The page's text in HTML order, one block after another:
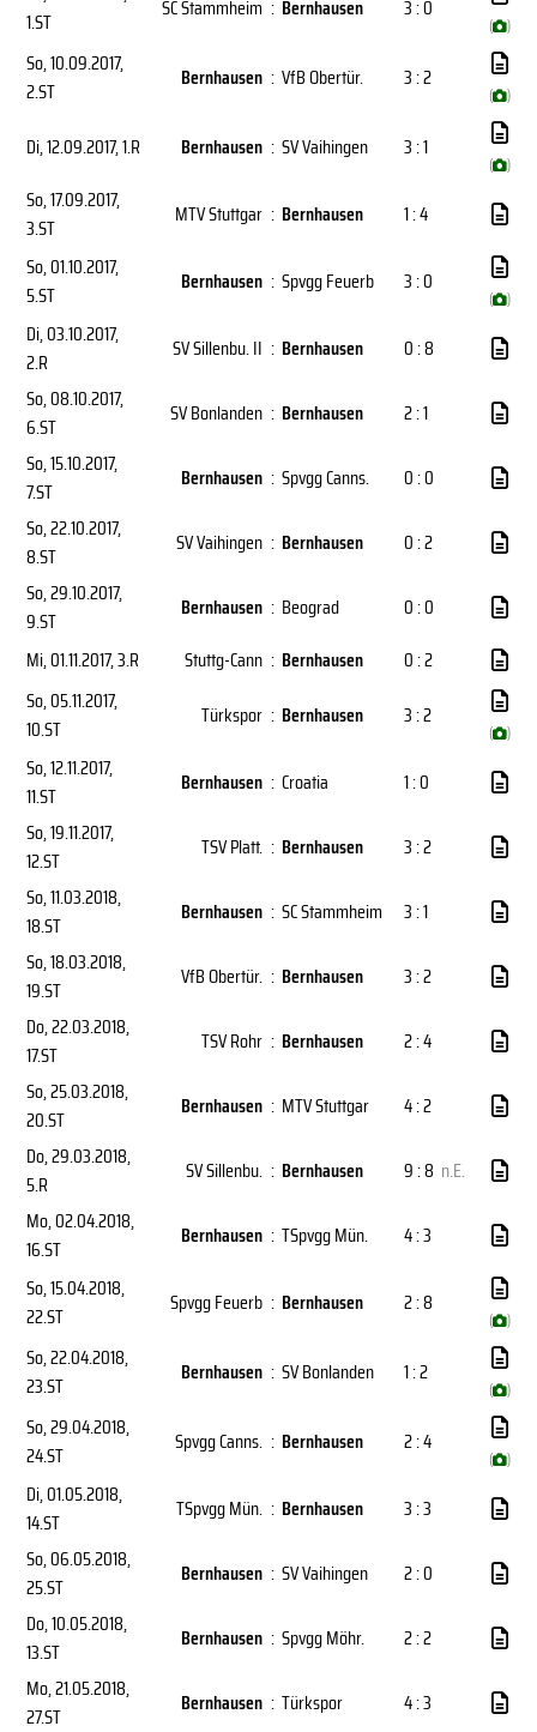
1.ST
SC Stammheim : Bernhausen 3 : 0
( )
So, 10.09.2017,
2.ST
Bernhausen : VfB Obertür. 3 : 2
( )
Di, 12.09.2017, 1.R Bernhausen : SV Vaihingen 3 : 1
( )
So, 17.09.2017,
3.ST
MTV Stuttgar : Bernhausen
1 : 4
So, 01.10.2017,
5.ST
Bernhausen : Spvgg Feuerb 3 : 0
( )
Di, 03.10.2017,
2.R
SV Sillenbu. II : Bernhausen
0 : 8
So, 08.10.2017,
6.ST
SV Bonlanden : Bernhausen
2 : 1
So, 15.10.2017,
7.ST
Bernhausen : Spvgg Canns.
0 : 0
So, 22.10.2017,
8.ST
SV Vaihingen : Bernhausen
0 : 2
So, 29.10.2017,
9.ST
Bernhausen : Beograd
0 : 0
Mi, 01.11.2017, 3.R Stuttg-Cann : Bernhausen
0 : 2
So, 05.11.2017,
10.ST
Türkspor : Bernhausen 3 : 2
( )
So, 12.11.2017,
11.ST
Bernhausen : Croatia
1 : 0
So, 19.11.2017,
12.ST
TSV Platt. : Bernhausen
3 : 2
So, 11.03.2018,
18.ST
Bernhausen : SC Stammheim
3 : 1
So, 18.03.2018,
19.ST
VfB Obertür. : Bernhausen
3 : 2
Do, 22.03.2018,
17.ST
TSV Rohr : Bernhausen
2 : 4
So, 25.03.2018,
20.ST
Bernhausen : MTV Stuttgar
4 : 2
Do, 29.03.2018,
5.R
SV Sillenbu. : Bernhausen 9 : 8 n.E.
Mo, 02.04.2018,
16.ST
Bernhausen : TSpvgg Mün.
4 : 3
So, 15.04.2018,
22.ST
Spvgg Feuerb : Bernhausen 2 : 8
( )
So, 22.04.2018,
23.ST
Bernhausen : SV Bonlanden 1 : 2
( )
So, 29.04.2018,
24.ST
Spvgg Canns. : Bernhausen 2 : 4
( )
Di, 01.05.2018,
14.ST
TSpvgg Mün. : Bernhausen
3 : 3
So, 06.05.2018,
25.ST
Bernhausen : SV Vaihingen
2 : 0
Do, 10.05.2018,
13.ST
Bernhausen : Spvgg Möhr.
2 : 2
Mo, 21.05.2018,
27.ST
Bernhausen : Türkspor
4 : 3